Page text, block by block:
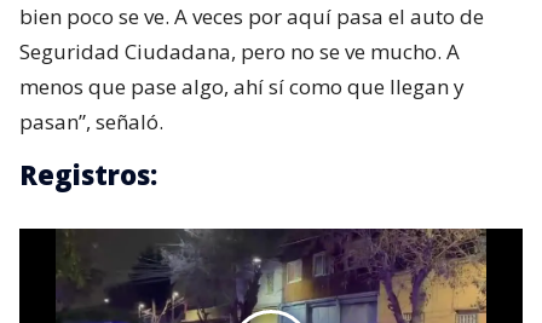
bien poco se ve. A veces por aquí pasa el auto de
Seguridad Ciudadana, pero no se ve mucho. A
menos que pase algo, ahí sí como que llegan y
pasan”, señaló.
Registros: